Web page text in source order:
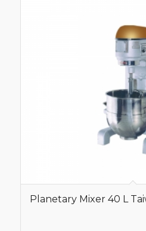
Planetary Mixer 40 L